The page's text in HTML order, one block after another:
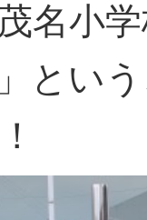
名小
」とい